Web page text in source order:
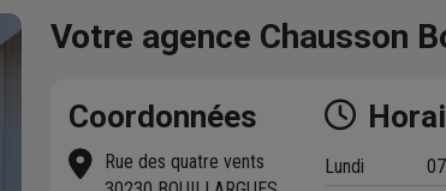
Votre agence Chausson
Coordonnées
Rue des quatre vents
Lundi